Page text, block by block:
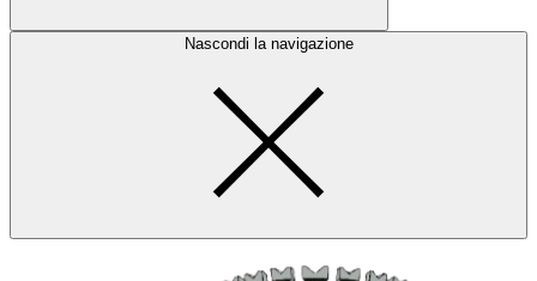
Nascondi la navigazione